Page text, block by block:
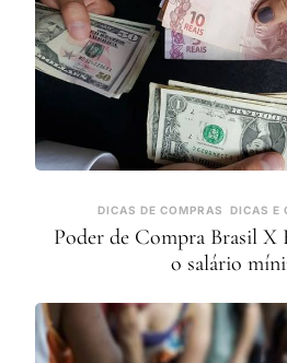
DICAS DE COMPRAS DICAS E
Poder de Compra Brasil X
o salário